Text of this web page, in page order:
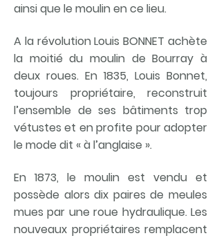
ainsi que le moulin en ce lieu.
A la révolution Louis BONNET achète
la moitié du moulin de Bourray à
deux roues. En 1835, Louis Bonnet,
toujours propriétaire, reconstruit
l’ensemble de ses bâtiments trop
vétustes et en profite pour adopter
le mode dit « à l’anglaise ».
En 1873, le moulin est vendu et
possède alors dix paires de meules
mues par une roue hydraulique. Les
nouveaux propriétaires remplacent